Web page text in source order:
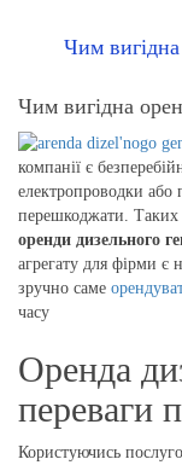
Чим вигідна
Чим вигідна
компанії є
електропроводки або
перешкоджати.
оренди дизельного
агрегату для фірми є
зручно саме
часу
Оренда
переваги
Користуючись